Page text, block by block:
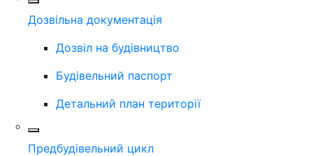
Дозвільна документація
Дозвіл на будівництво
Будівельний паспорт
Детальний план території
Предбудівельний цикл